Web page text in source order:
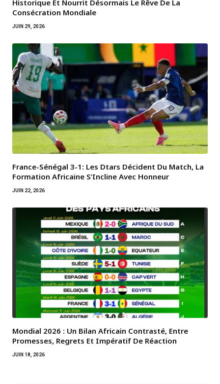
Historique Et Nourrit Désormais Le Rêve De La
Consécration Mondiale
JUIN 29, 2026
France-Sénégal 3-1: Les Dtars Décident Du Match, La
Formation Africaine S’Incline Avec Honneur
JUIN 22, 2026
Mondial 2026 : Un Bilan Africain Contrasté, Entre
Promesses, Regrets Et Impératif De Réaction
JUIN 18, 2026